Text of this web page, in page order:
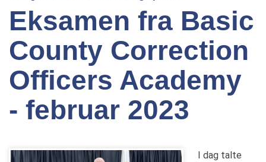
Eksamen fra Basic
County Correction
Officers Academy
- februar 2023
I dag talte